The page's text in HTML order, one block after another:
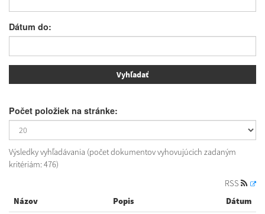
Dátum do:
Počet položiek na stránke:
Výsledky vyhľadávania (počet dokumentov vyhovujúcich zadaným
kritériám: 476)
RSS
Názov
Popis Dátum